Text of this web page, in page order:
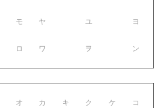
モ
ロ
ヤ ユ ヨ
ワ ヲ ン
オ カ キ ク ケ コ